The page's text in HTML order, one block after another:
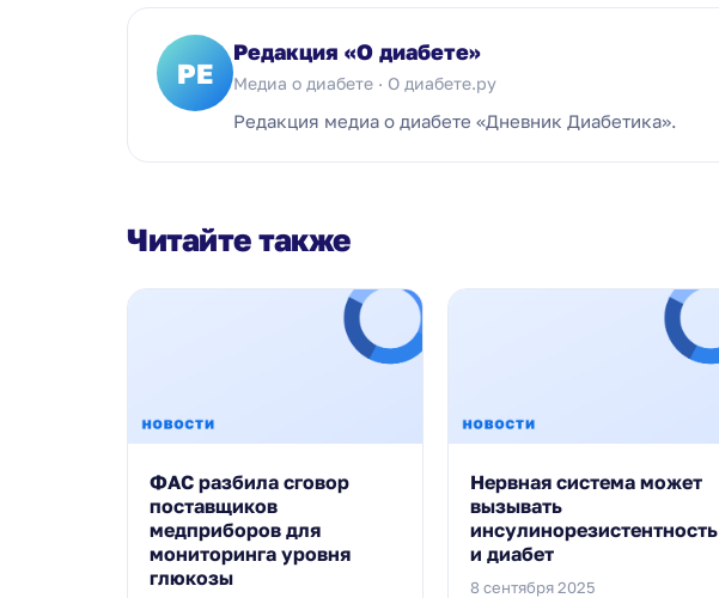
РЕ
Редакция «О диабете»
Медиа о диабете · О диабете.ру
Редакция медиа о диабете «Дневник Диабетика».
Читайте также
ФАС разбила сговор
поставщиков
медприборов для
мониторинга уровня
глюкозы
Нервная система может
вызывать
инсулинорезистентность
и диабет
8 сентября 2025